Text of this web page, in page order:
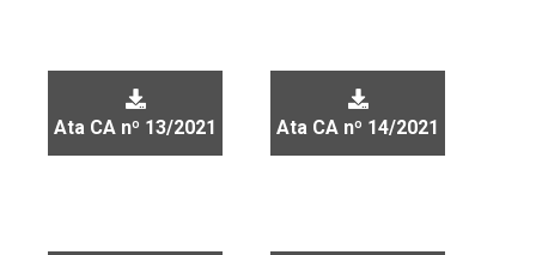
Ata CA nº 13/2021 Ata CA nº 14/2021